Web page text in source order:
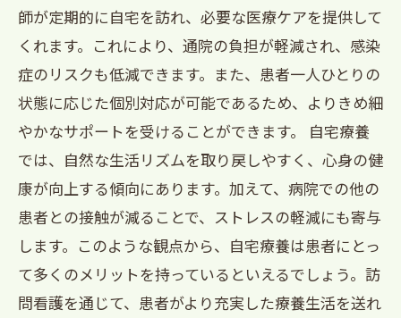
師が定期的に自宅を訪れ、必要な医療ケアを提供して
くれます。これにより、通院の負担が軽減され、感染
症のリスクも低減できます。また、患者一人ひとりの
状態に応じた個別対応が可能であるため、よりきめ細
やかなサポートを受けることができます。 自宅療養
では、自然な生活リズムを取り戻しやすく、心身の健
康が向上する傾向にあります。加えて、病院での他の
患者との接触が減ることで、ストレスの軽減にも寄与
します。このような観点から、自宅療養は患者にとっ
て多くのメリットを持っているといえるでしょう。訪
問看護を通じて、患者がより充実した療養生活を送れ